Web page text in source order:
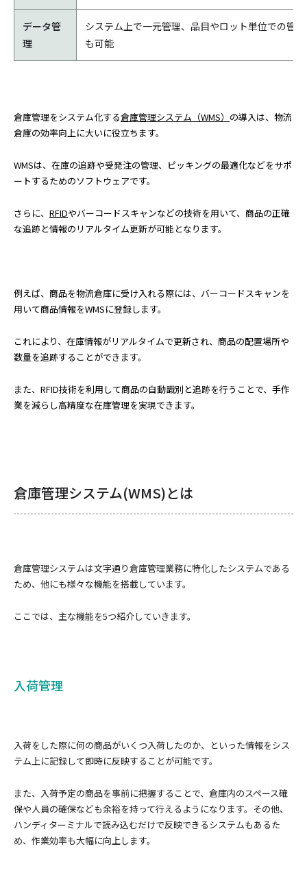
データ管
理
システム上で一元管理、品目やロット単位での管
も可能
倉庫管理をシステム化する倉庫管理システム（WMS） の導入は、物流
倉庫の効率向上に大いに役立ちます。
WMSは、在庫の追跡や受発注の管理、ピッキングの最適化などをサポ
ートするためのソフトウェアです。
さらに、 RFIDやバーコードスキャンなどの技術を用いて、商品の正確
な追跡と情報のリアルタイム更新が可能となります。
例えば、商品を物流倉庫に受け入れる際には、バーコードスキャンを
用いて商品情報をWMSに登録します。
これにより、在庫情報がリアルタイムで更新され、商品の配置場所や
数量を追跡することができます。
また、RFID技術を利用して商品の自動識別と追跡を行うことで、手作
業を減らし高精度な在庫管理を実現できます。
倉庫管理システム(WMS)とは
倉庫管理システムは文字通り倉庫管理業務に特化したシステムである
ため、他にも様々な機能を搭載しています。
ここでは、主な機能を5つ紹介していきます。
入荷管理
入荷をした際に何の商品がいくつ入荷したのか、といった情報をシス
テム上に記録して即時に反映することが可能です。
また、入荷予定の商品を事前に把握することで、倉庫内のスペース確
保や人員の確保なども余裕を持って行えるようになります。その他、
ハンディターミナルで読み込むだけで反映できるシステムもあるた
め、作業効率も大幅に向上します。